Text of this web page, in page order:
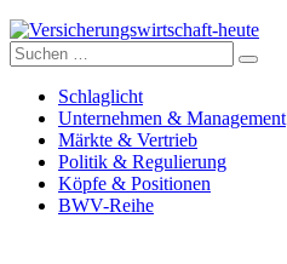
Versicherungswirtschaft-heute
Suche
nach:
Schlaglicht
Unternehmen & Management
Märkte & Vertrieb
Politik & Regulierung
Köpfe & Positionen
BWV-Reihe